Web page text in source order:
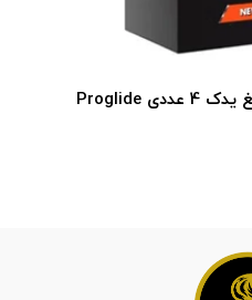
پَک کادویی ژیلت Proglide + تیغ یدک 4 عددی Proglide